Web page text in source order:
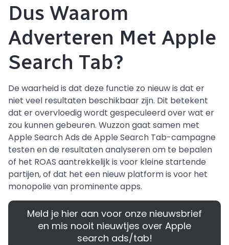
Dus Waarom
Adverteren Met Apple
Search Tab?
De waarheid is dat deze functie zo nieuw is dat er
niet veel resultaten beschikbaar zijn. Dit betekent
dat er overvloedig wordt gespeculeerd over wat er
zou kunnen gebeuren. Wuzzon gaat samen met
Apple Search Ads de Apple Search Tab-campagne
testen en de resultaten analyseren om te bepalen
of het ROAS aantrekkelijk is voor kleine startende
partijen, of dat het een nieuw platform is voor het
monopolie van prominente apps.
Meld je hier aan voor onze nieuwsbrief
en mis nooit nieuwtjes over Apple
search ads/tab!